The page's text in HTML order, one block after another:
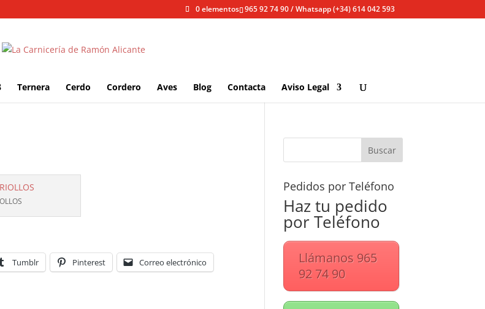
965 92 74 90 / Whatsapp (+34) 614 042 593
0 elementos
Ternera Cerdo Cordero Aves Blog Contacta Aviso Legal
Tumblr Pinterest Correo electrónico
Pedidos por Teléfono
Haz tu pedido
por Teléfono
Llámanos 965
92 74 90